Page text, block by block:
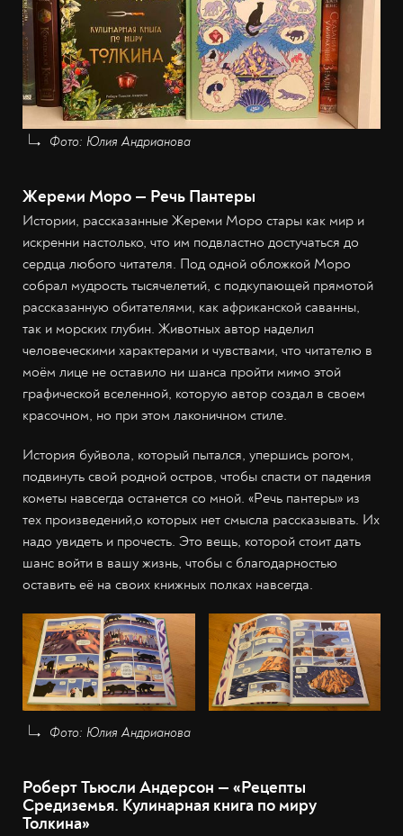
Фото: Юлия Андрианова
Жереми Моро — Речь Пантеры
Истории, рассказанные Жереми Моро стары как мир и
искренни настолько, что им подвластно достучаться до
сердца любого читателя. Под одной обложкой Моро
собрал мудрость тысячелетий, с подкупающей прямотой
рассказанную обитателями, как африканской саванны,
так и морских глубин. Животных автор наделил
человеческими характерами и чувствами, что читателю в
моём лице не оставило ни шанса пройти мимо этой
графической вселенной, которую автор создал в своем
красочном, но при этом лаконичном стиле.
История буйвола, который пытался, упершись рогом,
подвинуть свой родной остров, чтобы спасти от падения
кометы навсегда останется со мной. «Речь пантеры» из
тех произведений,о которых нет смысла рассказывать. Их
надо увидеть и прочесть. Это вещь, которой стоит дать
шанс войти в вашу жизнь, чтобы с благодарностью
оставить её на своих книжных полках навсегда.
Фото: Юлия Андрианова
Роберт Тьюсли Андерсон — «Рецепты
Средиземья. Кулинарная книга по миру
Толкина»